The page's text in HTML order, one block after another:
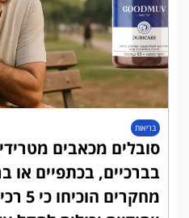
בריאות
סובלים מכאבים
בברכיים, בכתפיים או
מחקרים